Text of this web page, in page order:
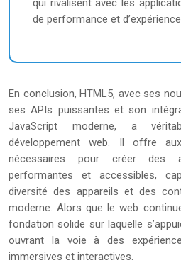
qui rivalisent avec les
de performance et
En conclusion, HTML5, avec ses
ses APIs puissantes et son
JavaScript moderne, a
développement web. Il offre
nécessaires pour créer des
performantes et accessibles,
diversité des appareils et des
moderne. Alors que le web
fondation solide sur laquelle
ouvrant la voie à des
immersives et interactives.